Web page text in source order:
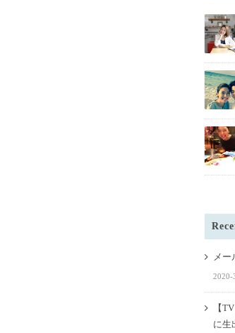
メー
2020-
【
に生